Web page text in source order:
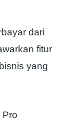
dari
fitur
yang
Pro